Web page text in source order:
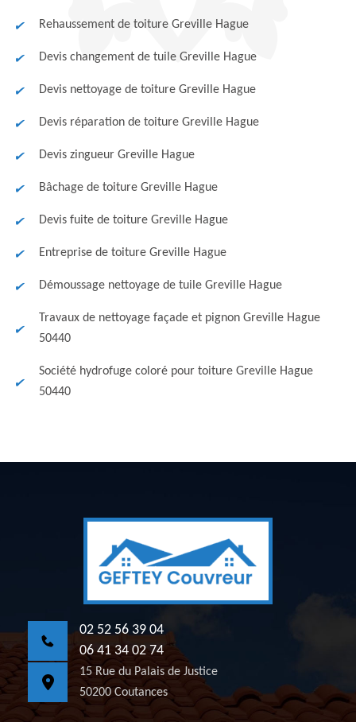
Rehaussement de toiture Greville Hague
Devis changement de tuile Greville Hague
Devis nettoyage de toiture Greville Hague
Devis réparation de toiture Greville Hague
Devis zingueur Greville Hague
Bâchage de toiture Greville Hague
Devis fuite de toiture Greville Hague
Entreprise de toiture Greville Hague
Démoussage nettoyage de tuile Greville Hague
Travaux de nettoyage façade et pignon Greville Hague
50440
Société hydrofuge coloré pour toiture Greville Hague
50440
02 52 56 39 04
06 41 34 02 74
15 Rue du Palais de Justice
50200 Coutances